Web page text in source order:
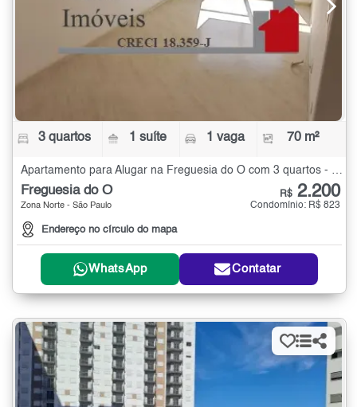
3 quartos 1 suíte 1 vaga 70 m²
Apartamento para Alugar na Freguesia do Ó com 3 quartos - 70 m²
Freguesia do Ó
Zona Norte - São Paulo
Endereço no círculo do mapa
R$ 2.200
Condomínio: R$ 823
WhatsApp Contatar